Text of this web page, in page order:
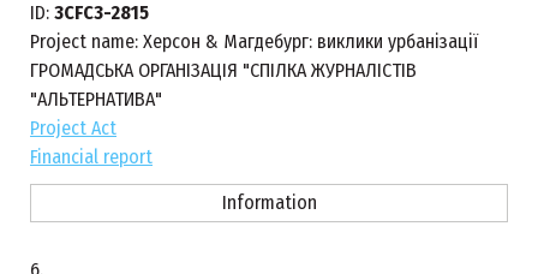
ID: 3CFC3-2815
Project name: Херсон & Магдебург: виклики урбанізації
ГРОМАДСЬКА ОРГАНІЗАЦІЯ "СПІЛКА ЖУРНАЛІСТІВ
"АЛЬТЕРНАТИВА"
Project Act
Financial report
Information